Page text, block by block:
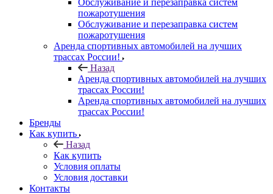
Обслуживание и перезаправка систем
пожаротушения
Обслуживание и перезаправка систем
пожаротушения
Аренда спортивных автомобилей на лучших
трассах России!
Назад
Аренда спортивных автомобилей на лучших
трассах России!
Аренда спортивных автомобилей на лучших
трассах России!
Бренды
Как купить
Назад
Как купить
Условия оплаты
Условия доставки
Контакты